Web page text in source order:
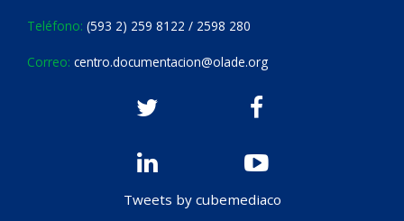
Teléfono: (593 2) 259 8122 / 2598 280
Correo: centro.documentacion@olade.org
Tweets by cubemediaco